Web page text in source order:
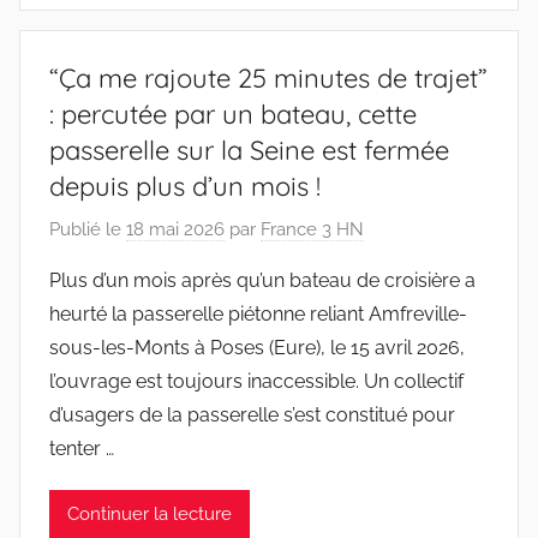
“Ça me rajoute 25 minutes de trajet”
: percutée par un bateau, cette
passerelle sur la Seine est fermée
depuis plus d’un mois !
Publié le 18 mai 2026 par France 3 HN
Plus d’un mois après qu’un bateau de croisière a
heurté la passerelle piétonne reliant Amfreville-
sous-les-Monts à Poses (Eure), le 15 avril 2026,
l’ouvrage est toujours inaccessible. Un collectif
d’usagers de la passerelle s’est constitué pour
tenter …
Continuer la lecture